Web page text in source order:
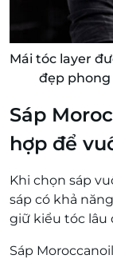
Mái tóc layer
đẹp phong
Sáp
hợp để
Khi chọn sáp
sáp có khả
giữ kiểu tóc lâu
Sáp